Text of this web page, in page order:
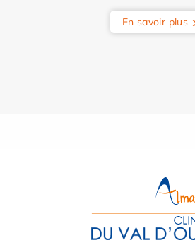
En savoir plus